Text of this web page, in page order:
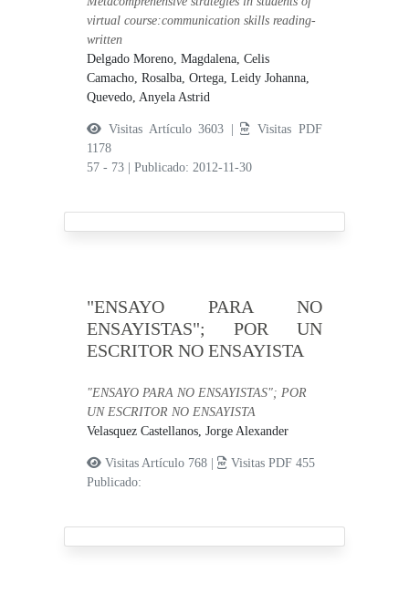
virtual course:communication skills reading-
written
Delgado Moreno, Magdalena,Celis
Camacho, Rosalba,Ortega, Leidy Johanna,
Quevedo, Anyela Astrid
Visitas Artículo 3603 |
Visitas PDF
1178
57 - 73
|Publicado: 2012-11-30
"ENSAYO PARA NO
ENSAYISTAS"; POR UN
ESCRITOR NO ENSAYISTA
"ENSAYO PARA NO ENSAYISTAS"; POR
UN ESCRITOR NO ENSAYISTA
Velasquez Castellanos, Jorge Alexander
Visitas Artículo 768 |
Visitas PDF 455
Publicado: